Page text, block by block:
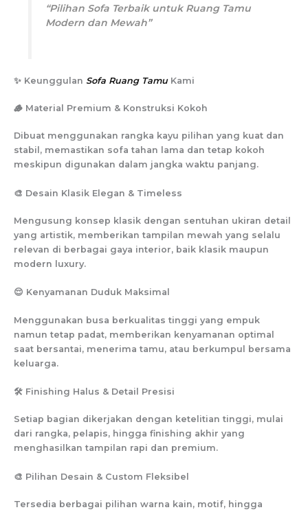
“Pilihan Sofa Terbaik untuk Ruang Tamu
Modern dan Mewah”
✨ Keunggulan Sofa Ruang TamuKami
🪵 Material Premium & Konstruksi Kokoh
Dibuat menggunakan rangka kayu pilihan yang kuat dan
stabil, memastikan sofa tahan lama dan tetap kokoh
meskipun digunakan dalam jangka waktu panjang.
🎨 Desain Klasik Elegan & Timeless
Mengusung konsep klasik dengan sentuhan ukiran detail
yang artistik, memberikan tampilan mewah yang selalu
relevan di berbagai gaya interior, baik klasik maupun
modern luxury.
😌 Kenyamanan Duduk Maksimal
Menggunakan busa berkualitas tinggi yang empuk
namun tetap padat, memberikan kenyamanan optimal
saat bersantai, menerima tamu, atau berkumpul bersama
keluarga.
🛠️ Finishing Halus & Detail Presisi
Setiap bagian dikerjakan dengan ketelitian tinggi, mulai
dari rangka, pelapis, hingga finishing akhir yang
menghasilkan tampilan rapi dan premium.
🎨 Pilihan Desain & Custom Fleksibel
Tersedia berbagai pilihan warna kain, motif, hingga